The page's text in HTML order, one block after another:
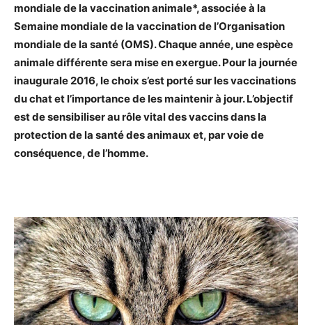
mondiale de la vaccination animale*, associée à la
Semaine mondiale de la vaccination de l’Organisation
mondiale de la santé (OMS). Chaque année, une espèce
animale différente sera mise en exergue. Pour la journée
inaugurale 2016, le choix s’est porté sur les vaccinations
du chat et l’importance de les maintenir à jour. L’objectif
est de sensibiliser au rôle vital des vaccins dans la
protection de la santé des animaux et, par voie de
conséquence, de l’homme.